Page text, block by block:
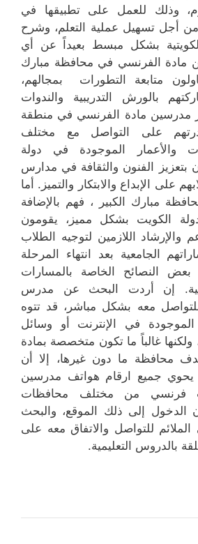
وذلك للعمل على تطبيقها في
أجل تسهيل عملية التعلم، وشرح
الكويتية بشكل مبسط بعيداً عن أي
مادة الفرنسي في محافظة مبارك
متابعة التطورات بمجالهم،
بالورش التدريبية والندوات
مدرسين مادة الفرنسي في منطقة
على التواصل مع مختلف
والأعمار الموجودة في دولة
بتعزيز الفنون والثقافة في مدارس
على الإبداع والابتكار والتميز. أما
مبارك الكبير ، فهم بالإضافة
الكويت بشكل مميز، يقومون
والإرشاد اللازمين لتوجيه الطلاب
الجامعية بعد انتهاء المرحلة
بعض النصائح الخاصة بالمسارات
إن أردت البحث عن مدرس
معه بشكل مباشر، قد تتوه
في الإنترنت أو وسائل
ولكنها غالباً ما تكون متخصصة بمادة
محافظة ما دون غيرها، إلا أن
يحوي جميع ارقام هواتف مدرسين
فرنسي من مختلف محافظات
الدخول إلى ذلك الموقع، والبحث
للتواصل والاتفاق معه على
بالدروس التعليمية.